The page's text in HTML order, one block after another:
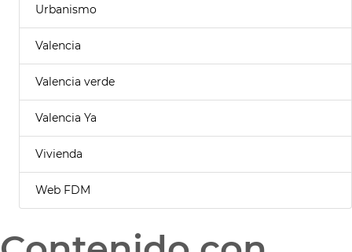
Urbanismo
Valencia
Valencia verde
Valencia Ya
Vivienda
Web FDM